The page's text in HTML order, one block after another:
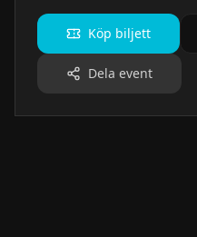
Köp biljett
Dela event